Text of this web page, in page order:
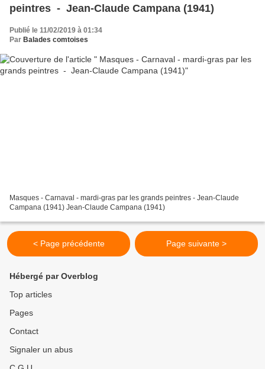
peintres - Jean-Claude Campana (1941)
Publié le 11/02/2019 à 01:34
Par Balades comtoises
Masques - Carnaval - mardi-gras par les grands peintres - Jean-Claude
Campana (1941) Jean-Claude Campana (1941)
< Page précédente Page suivante >
Hébergé par Overblog
Top articles
Pages
Contact
Signaler un abus